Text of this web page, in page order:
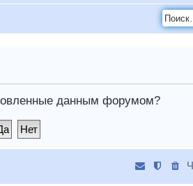
данным форумом?